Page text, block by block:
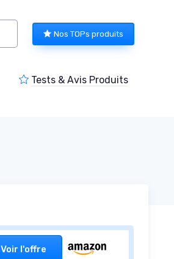
Nos TOPs produits
Tests & Avis Produits
Voir l'offre